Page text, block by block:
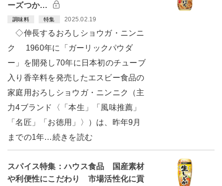
ーズつか…
調味料 特集 2025.02.19
◇伸長するおろしショウガ・ニンニ
ク 1960年に「ガーリックパウダ
ー」を開発し70年に日本初のチューブ
入り香辛料を発売したエスビー食品の
家庭用おろしショウガ・ニンニク（主
力4ブランド〈「本生」「風味推薦」
「名匠」「お徳用」〉）は、昨年9月
までの1年…続きを読む
スパイス特集：ハウス食品 国産素材
や利便性にこだわり 市場活性化に貢